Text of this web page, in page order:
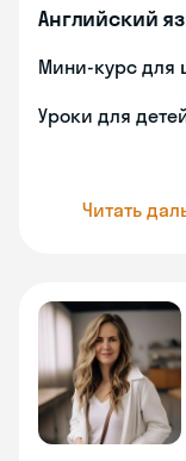
Английский
Мини-курс для
Уроки для
Читать